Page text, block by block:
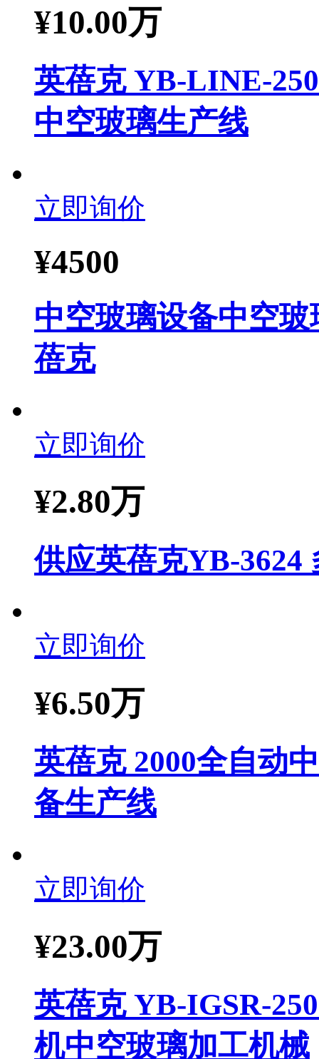
¥10.00万
英蓓克 YB-LINE-
中空玻璃生产线
立即询价
¥4500
中空玻璃设备中空
蓓克
立即询价
¥2.80万
供应英蓓克YB-3624
立即询价
¥6.50万
英蓓克 2000全自动
备生产线
立即询价
¥23.00万
英蓓克 YB-IGSR-
机中空玻璃加工机械